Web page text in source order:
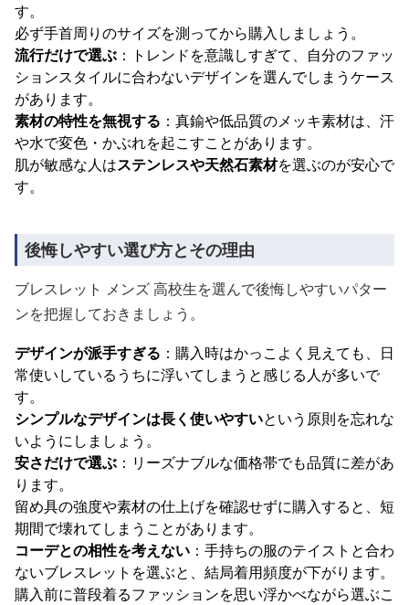
す。
必ず手首周りのサイズを測ってから購入しましょう。
流行だけで選ぶ ：トレンドを意識しすぎて、自分のファッ
ションスタイルに合わないデザインを選んでしまうケース
があります。
素材の特性を無視する ：真鍮や低品質のメッキ素材は、汗
や水で変色・かぶれを起こすことがあります。
肌が敏感な人はステンレスや天然石素材を選ぶのが安心で
す。
後悔しやすい選び方とその理由
ブレスレット メンズ 高校生を選んで後悔しやすいパター
ンを把握しておきましょう。
デザインが派手すぎる ：購入時はかっこよく見えても、日
常使いしているうちに浮いてしまうと感じる人が多いで
す。
シンプルなデザインは長く使いやすいという原則を忘れな
いようにしましょう。
安さだけで選ぶ ：リーズナブルな価格帯でも品質に差があ
ります。
留め具の強度や素材の仕上げを確認せずに購入すると、短
期間で壊れてしまうことがあります。
コーデとの相性を考えない ：手持ちの服のテイストと合わ
ないブレスレットを選ぶと、結局着用頻度が下がります。
購入前に普段着るファッションを思い浮かべながら選ぶこ